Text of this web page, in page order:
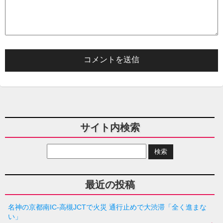
サイト内検索
最近の投稿
名神の京都南IC-高槻JCTで火災 通行止めで大渋滞「全く進まな
い」